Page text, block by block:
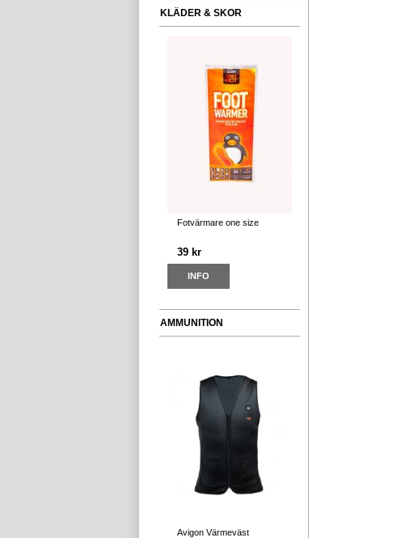
KLÄDER & SKOR
Fotvärmare one size
39 kr
INFO
AMMUNITION
Avigon Värmeväst